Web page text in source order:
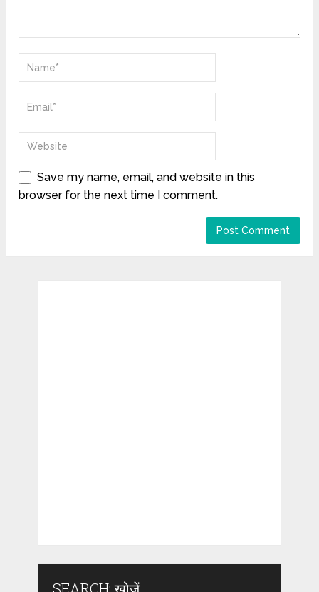
Save my name, email, and website in this
browser for the next time I comment.